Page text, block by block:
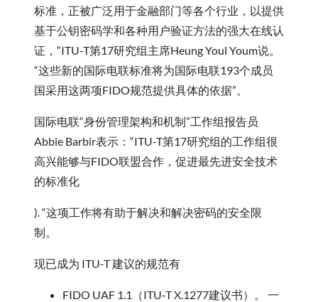
标准，正被广泛用于金融部门等各个行业，以提供
基于公钥密码学和各种用户验证方法的强大在线认
证，“ITU-T第17研究组主席Heung Youl Youm说。
“这些新的国际电联标准将为国际电联193个成员
国采用这两项FIDO规范提供具体的依据”。
国际电联“身份管理架构和机制”工作组报告员
Abbie Barbir表示：“ITU-T第17研究组的工作组很
高兴能够与FIDO联盟合作，促进最先进安全技术
的标准化
). “这项工作将有助于解决和解决密码的安全限
制。
现已成为 ITU-T 建议的规范有
FIDO UAF 1.1（ITU-T X.1277建议书）。 一